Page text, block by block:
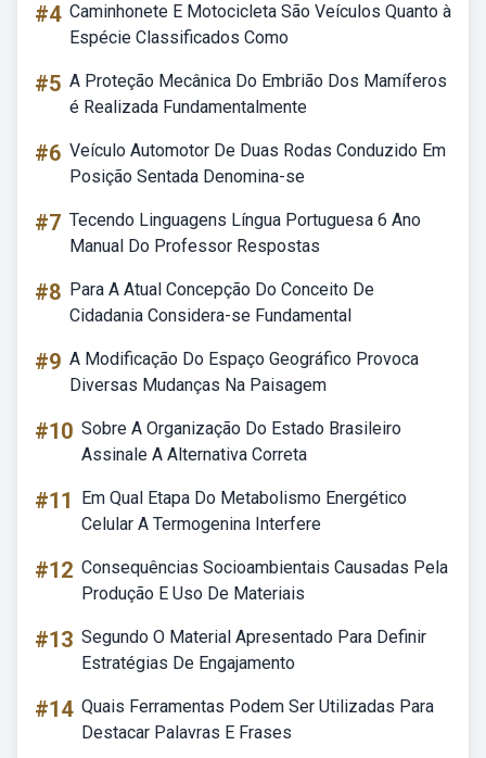
#4 Caminhonete E Motocicleta São Veículos Quanto à
Espécie Classificados Como
#5 A Proteção Mecânica Do Embrião Dos Mamíferos
é Realizada Fundamentalmente
#6 Veículo Automotor De Duas Rodas Conduzido Em
Posição Sentada Denomina-se
#7 Tecendo Linguagens Língua Portuguesa 6 Ano
Manual Do Professor Respostas
#8 Para A Atual Concepção Do Conceito De
Cidadania Considera-se Fundamental
#9 A Modificação Do Espaço Geográfico Provoca
Diversas Mudanças Na Paisagem
#10 Sobre A Organização Do Estado Brasileiro
Assinale A Alternativa Correta
#11
Em Qual Etapa Do Metabolismo Energético
Celular A Termogenina Interfere
#12 Consequências Socioambientais Causadas Pela
Produção E Uso De Materiais
#13 Segundo O Material Apresentado Para Definir
Estratégias De Engajamento
#14 Quais Ferramentas Podem Ser Utilizadas Para
Destacar Palavras E Frases